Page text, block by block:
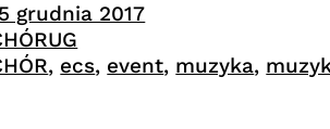
grudnia 2017
, ecs, event, muzyka,